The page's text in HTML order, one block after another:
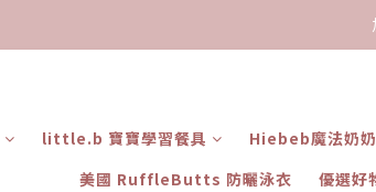
限
little.b 寶寶學習餐具 Hiebeb魔法奶奶
美國 RuffleButts 防曬泳衣
優選好